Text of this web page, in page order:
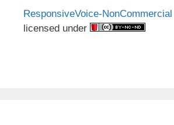
ResponsiveVoice-NonCommercial
licensed under